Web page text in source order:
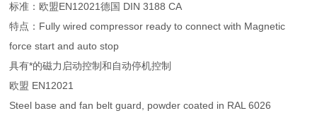
标准：欧盟EN12021德国 DIN 3188 CA
特点：Fully wired compressor ready to connect with Magnetic
force start and auto stop
具有*的磁力启动控制和自动停机控制
欧盟 EN12021
Steel base and fan belt guard, powder coated in RAL 6026